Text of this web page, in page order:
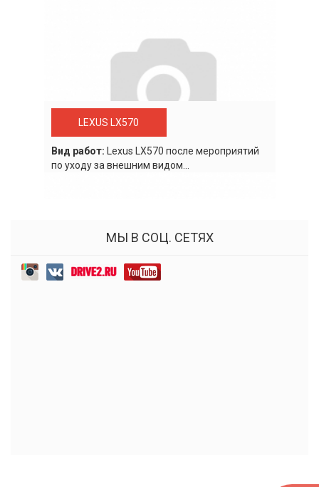
LEXUS LX570
Вид работ: Lexus LХ570 после мероприятий
по уходу за внешним видом...
МЫ В СОЦ. СЕТЯХ